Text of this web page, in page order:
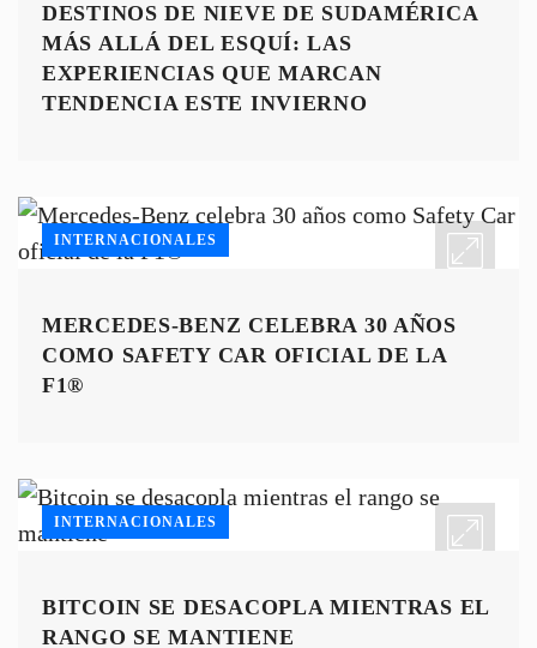
DESTINOS DE NIEVE DE SUDAMÉRICA
MÁS ALLÁ DEL ESQUÍ: LAS
EXPERIENCIAS QUE MARCAN
TENDENCIA ESTE INVIERNO
INTERNACIONALES
MERCEDES-BENZ CELEBRA 30 AÑOS
COMO SAFETY CAR OFICIAL DE LA
F1®
INTERNACIONALES
BITCOIN SE DESACOPLA MIENTRAS EL
RANGO SE MANTIENE